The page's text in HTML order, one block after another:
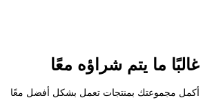
غالبًا ما يتم شراؤه معًا
أكمل مجموعتك بمنتجات تعمل بشكل أفضل معًا